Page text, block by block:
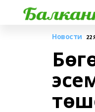
Новости 22